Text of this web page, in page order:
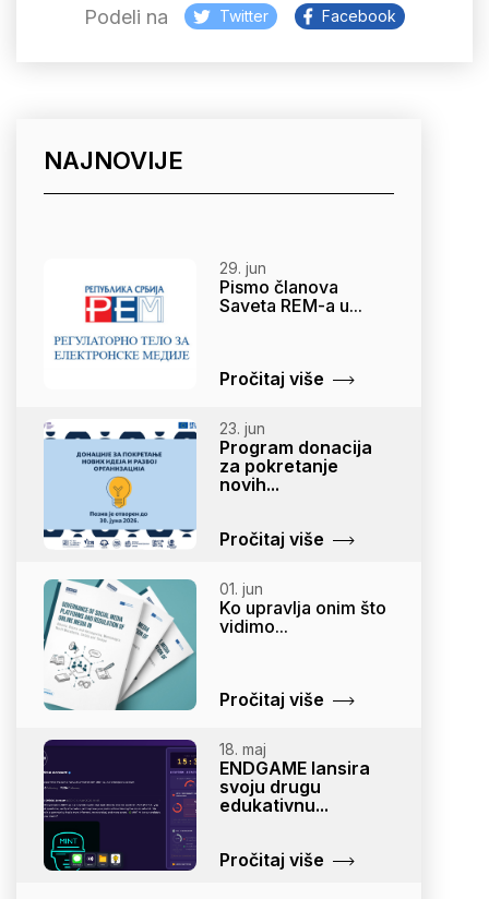
Podeli na Twitter Facebook
NAJNOVIJE
29. jun
Pismo članova
Saveta REM-a u...
Pročitaj više
23. jun
Program donacija
za pokretanje
novih...
Pročitaj više
01. jun
Ko upravlja onim što
vidimo...
Pročitaj više
18. maj
ENDGAME lansira
svoju drugu
edukativnu...
Pročitaj više